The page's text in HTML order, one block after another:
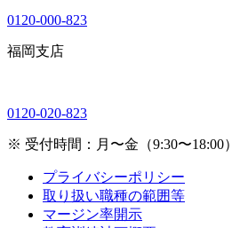
0120-000-823
福岡支店
0120-020-823
※ 受付時間：月〜金（9:30〜18:00）
プライバシーポリシー
取り扱い職種の範囲等
マージン率開示